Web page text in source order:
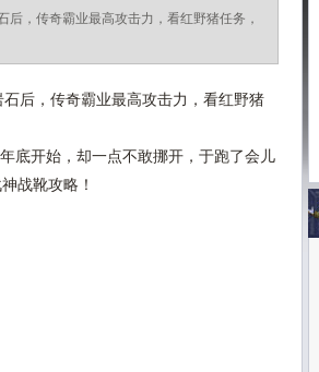
，传奇霸业最高攻击力，看红野猪任务，
后，传奇霸业最高攻击力，看红野猪
底开始，却一点不敢挪开，于跑了会儿
战靴攻略！